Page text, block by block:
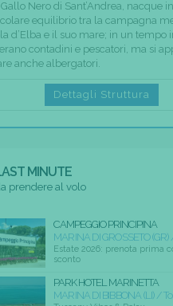
Gallo Nero di Sant’Andrea, nacque
equilibrio tra la campagna
d’Elba e il suo mare; in un tempo
contadini e pescatori, ma si
anche albergatori.
Dettagli Struttura
MINUTE
prendere al volo
CAMPEGGIO PRINCIPINA
MARINA DI GROSSETO
Estate 2026: prenota prima
sconto
PARK HOTEL MARINETTA
MARINA DI BIBBONA (LI) /